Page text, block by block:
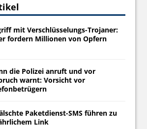
mit Verschlüsselungs-Trojaner:
fordern Millionen von Opfern
die Polizei anruft und vor
warnt: Vorsicht vor
Paketdienst-SMS führen zu
Link